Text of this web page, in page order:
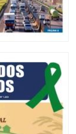
de Interesse